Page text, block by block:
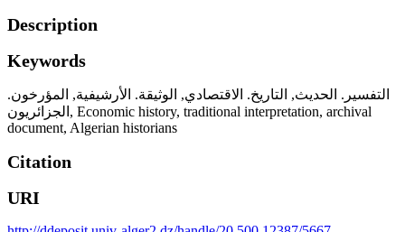
Description
Keywords
التفسير. الحديث, التاريخ. الاقتصادي, الوثيقة. الأرشيفية, المؤرخون.
الجزائريون , Economic history, traditional interpretation, archival
document, Algerian historians
Citation
URI